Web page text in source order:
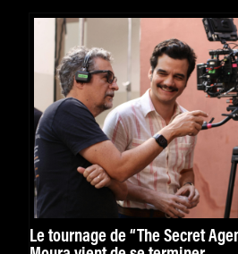
Le tournage de “The Secret